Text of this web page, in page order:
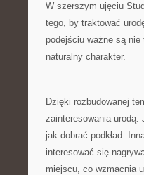
W szerszym ujęciu
tego, by traktować
podejściu ważne są
naturalny charakter.
Dzięki rozbudowanej
zainteresowania
jak dobrać podkład.
interesować się
miejscu, co wzmacnia